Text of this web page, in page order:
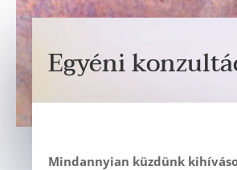
Egyéni
Mindannyian küzdünk